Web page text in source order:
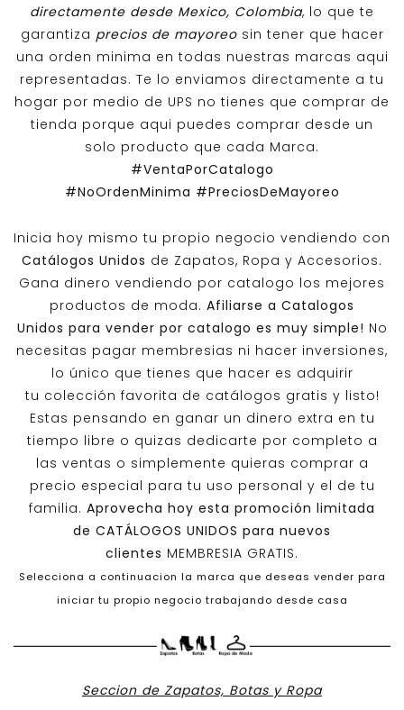
directamente desde Mexico, Colombia, lo que te
garantiza precios de mayoreosin tener que hacer
una orden minima en todas nuestras marcas aqui
representadas. Te lo enviamos directamente a tu
hogar por medio de UPS no tienes que comprar de
tienda porque aqui puedes comprar desde un
solo producto que cada Marca.
#VentaPorCatalogo
#NoOrdenMinima #PreciosDeMayoreo
Inicia hoy mismo tu propio negocio vendiendo con
Catálogos Unidos de Zapatos, Ropa y Accesorios.
Gana dinero vendiendo por catalogo los mejores
productos de moda. Afiliarse a Catalogos
Unidos para vender por catalogo es muy simple! No
necesitas pagar membresias ni hacer inversiones,
lo único que tienes que hacer es adquirir
tu colección favorita de catálogos gratis y listo!
Estas pensando en ganar un dinero extra en tu
tiempo libre o quizas dedicarte por completo a
las ventas o simplemente quieras comprar a
precio especial para tu uso personal y el de tu
familia. Aprovecha hoy esta promoción limitada
de CATÁLOGOS UNIDOS para nuevos
clientes MEMBRESIA GRATIS.
Selecciona a continuacion la marca que deseas vender para
iniciar tu propio negocio trabajando desde casa
Seccion de Zapatos, Botas y Ropa